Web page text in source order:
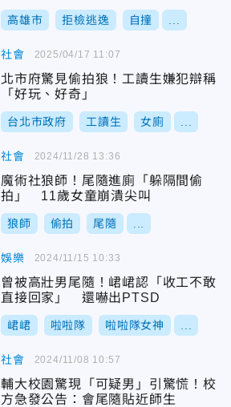
高雄市 拒檢逃逸 自撞
社會
北市府驚見偷拍狼！工讀生嫌犯辯稱
「好玩、好奇」
台北市政府 工讀生 女廁
2025/04/17 11:07
社會
魔術社狼師！尾隨進廁「躲隔間偷
拍」 11歲女童崩潰尖叫
狼師 偷拍 尾隨
2024/11/28 13:36
娛樂
曾被高壯男尾隨！峮峮認「收工不敢
直接回家」 還嚇出PTSD
峮峮 啦啦隊 啦啦隊女神
2024/11/15 10:33
社會
輔大校園驚現「可疑男」引驚慌！校
方急發公告：會尾隨貼近師生
2024/11/08 10:57